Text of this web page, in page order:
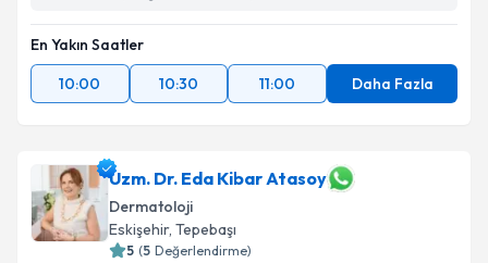
En Yakın Saatler
10:00
10:30 11:00 Daha Fazla
Uzm. Dr. Eda Kibar Atasoy
Dermatoloji
Eskişehir, Tepebaşı
5 (5 Değerlendirme)